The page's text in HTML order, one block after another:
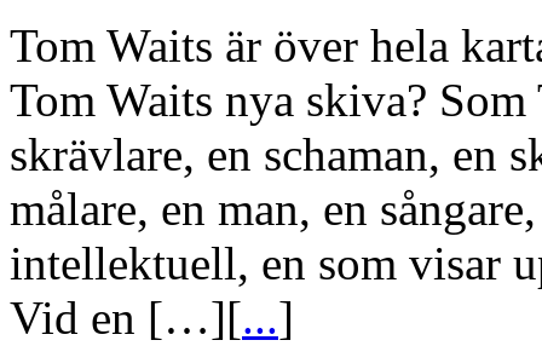
Tom Waits är över hela
Tom Waits nya skiva?
skrävlare, en schaman, en
målare, en man, en
intellektuell, en som visar
Vid en […][...]